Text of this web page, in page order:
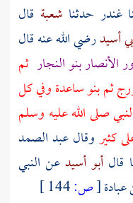
غندر حدثنا شعبة قال
أسيدرضي الله عنه قال
الأنصاربنو النجار ثم
ثمبنو ساعدةوفي كل
صلى الله عليه وسلم
كثيروقال عبد الصمد
قال أبو أسيدعن النبي
[ص: